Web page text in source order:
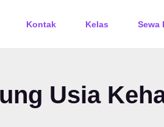
Kontak Kelas Sewa
Usia